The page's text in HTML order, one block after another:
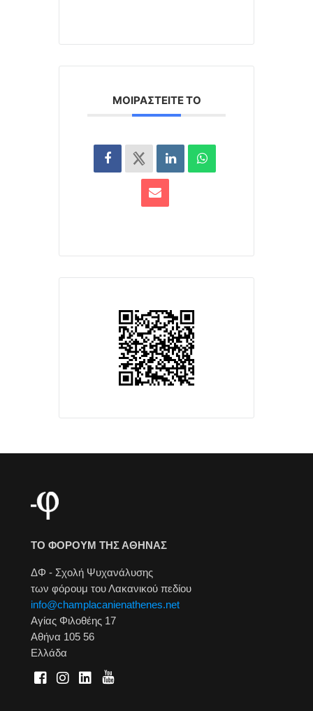
ΜΟΙΡΑΣΤΕΊΤΕ ΤΟ
ΤΟ ΦΟΡΟΥΜ ΤΗΣ ΑΘΗΝΑΣ
ΔΦ - Σχολή Ψυχανάλυσης
των φόρουμ του Λακανικού πεδίου
info@champlacanienathenes.net
Αγίας Φιλοθέης 17
Αθήνα 105 56
Ελλάδα